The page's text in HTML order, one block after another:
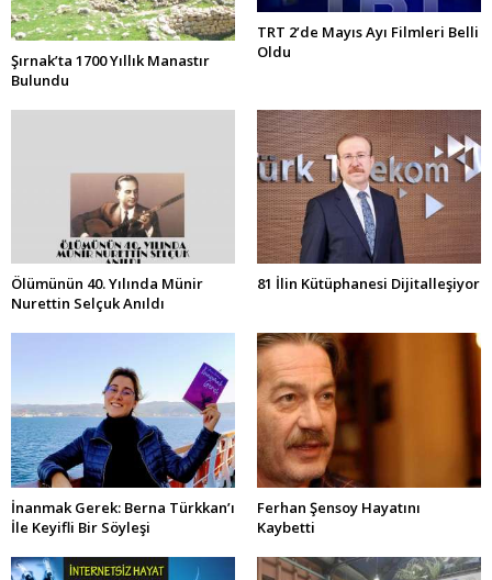
Şırnak’ta 1700 Yıllık Manastır
Bulundu
TRT 2’de Mayıs Ayı Filmleri Belli
Oldu
Ölümünün 40. Yılında Münir
Nurettin Selçuk Anıldı
81 İlin Kütüphanesi Dijitalleşiyor
İnanmak Gerek: Berna Türkkan’ı
İle Keyifli Bir Söyleşi
Ferhan Şensoy Hayatını
Kaybetti